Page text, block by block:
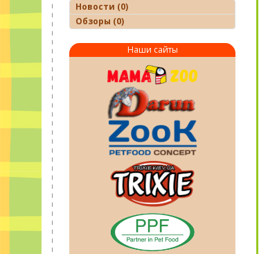
Новости (0)
Обзоры (0)
Наши сайты